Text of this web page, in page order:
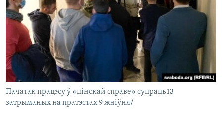
Пачатак працэсу ў «пінскай справе» супраць 13
затрыманых на пратэстах 9 жніўня/